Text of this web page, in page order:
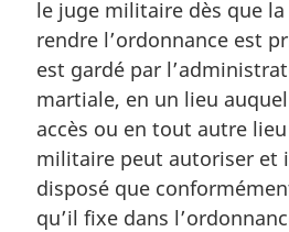
le juge militaire dès que
rendre l’ordonnance est
est gardé par
martiale, en un lieu
accès ou en tout autre
militaire peut autoriser et
disposé que
qu’il fixe dans